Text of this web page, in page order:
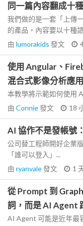
同一篇內容翻成十
我們做的是一套「上傳
的產品，內容要以十種
由 lumorakids 發文
使用 Angular、
混合式影像分析應
本教學將示範如何使用
由 Connie發文 18
AI 協作不是發帳號
公司替工程師開好企業
「誰可以登入」...
由 ryanvale發文 1
從 Prompt 到
詞，而是 AI Agent
AI Agent 可能是近年最